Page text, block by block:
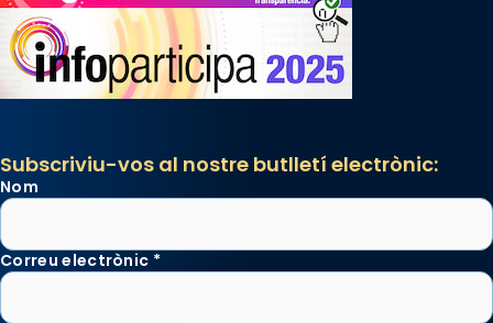
Subscriviu-vos al nostre butlletí electrònic:
Nom
Correu electrònic *